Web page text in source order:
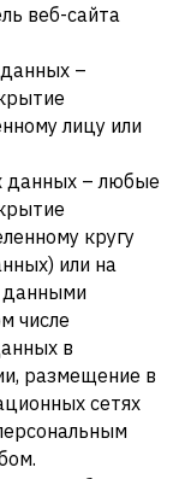
веб-сайта
–
лицу или
данных – любые
кругу
или на
данными
числе
в
размещение в
сетях